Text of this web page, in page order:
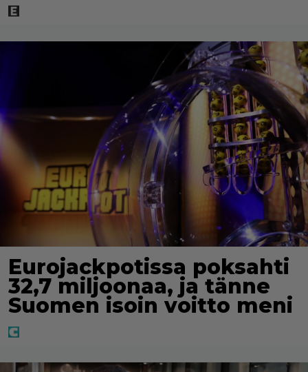
Eurojackpotissa poksahti
32,7 miljoonaa, ja tänne
Suomen isoin voitto meni